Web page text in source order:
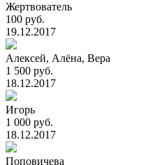
Жертвователь
100 руб.
19.12.2017
Алексей, Алёна, Вера
1 500 руб.
18.12.2017
Игорь
1 000 руб.
18.12.2017
Поповичева